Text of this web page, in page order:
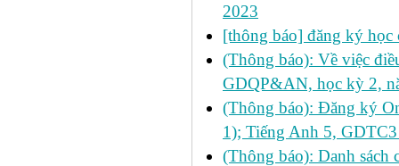
2023
[thông báo] đăng ký học
(Thông báo): Về việc
GDQP&AN, học kỳ 2,
(Thông báo): Đăng ký
1); Tiếng Anh 5,
(Thông báo): Danh sách